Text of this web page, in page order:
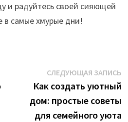
и радуйтесь своей сияющей
в самые хмурые дни!
СЛЕДУЮЩАЯ ЗАПИСЬ
Как создать уютный
дом: простые советы
для семейного уюта